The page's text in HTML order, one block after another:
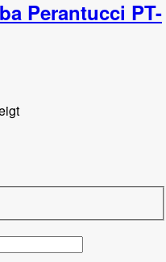
Perantucci PT-